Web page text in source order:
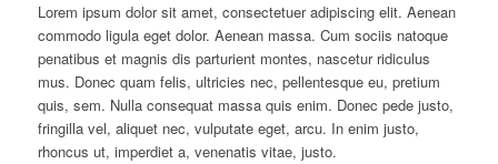
Lorem ipsum dolor sit amet, consectetuer adipiscing elit. Aenean
commodo ligula eget dolor. Aenean massa. Cum sociis natoque
penatibus et magnis dis parturient montes, nascetur ridiculus
mus. Donec quam felis, ultricies nec, pellentesque eu, pretium
quis, sem. Nulla consequat massa quis enim. Donec pede justo,
fringilla vel, aliquet nec, vulputate eget, arcu. In enim justo,
rhoncus ut, imperdiet a, venenatis vitae, justo.